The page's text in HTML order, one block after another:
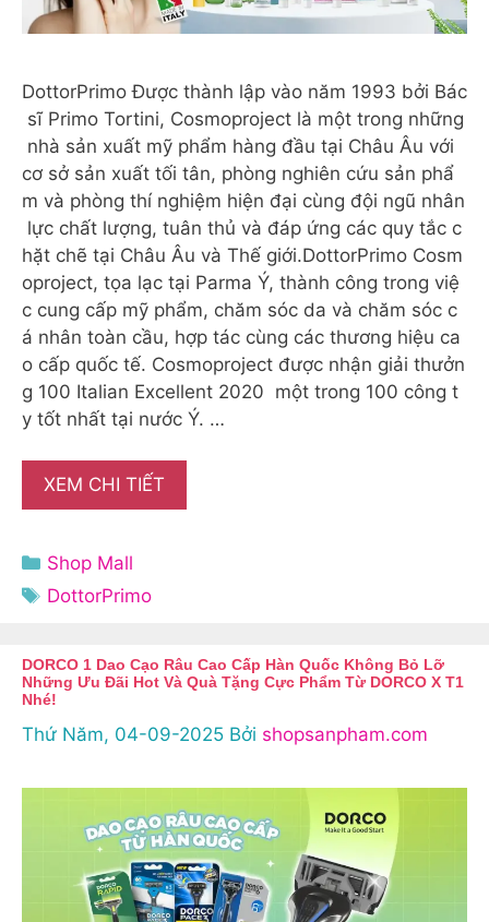
DottorPrimo Được thành lập vào năm 1993 bởi Bác
sĩ Primo Tortini, Cosmoproject là một trong những
nhà sản xuất mỹ phẩm hàng đầu tại Châu Âu với
cơ sở sản xuất tối tân, phòng nghiên cứu sản phẩ
m và phòng thí nghiệm hiện đại cùng đội ngũ nhân
lực chất lượng, tuân thủ và đáp ứng các quy tắc c
hặt chẽ tại Châu Âu và Thế giới.DottorPrimo Cosm
oproject, tọa lạc tại Parma Ý, thành công trong việ
c cung cấp mỹ phẩm, chăm sóc da và chăm sóc c
á nhân toàn cầu, hợp tác cùng các thương hiệu ca
o cấp quốc tế. Cosmoproject được nhận giải thưởn
g 100 Italian Excellent 2020 một trong 100 công t
y tốt nhất tại nước Ý. …
XEM CHI TIẾT
Danh
mục
Shop Mall
Thẻ
DottorPrimo
DORCO 1 Dao Cạo Râu Cao Cấp Hàn Quốc Không Bỏ Lỡ
Những Ưu Đãi Hot Và Quà Tặng Cực Phẩm Từ DORCO X T1
Nhé!
Thứ Năm, 04-09-2025 Bởi shopsanpham.com